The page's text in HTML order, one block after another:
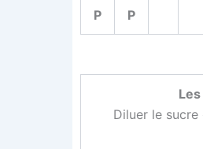
P P
Diluer le sucre